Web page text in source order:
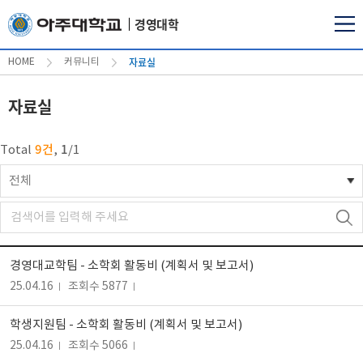
경영대학
HOME 커뮤니티 자료실
자료실
Total 9건, 1/1
전체
경영대교학팀 - 소학회 활동비 (계획서 및 보고서)
25.04.16 조회수 5877
학생지원팀 - 소학회 활동비 (계획서 및 보고서)
25.04.16 조회수 5066